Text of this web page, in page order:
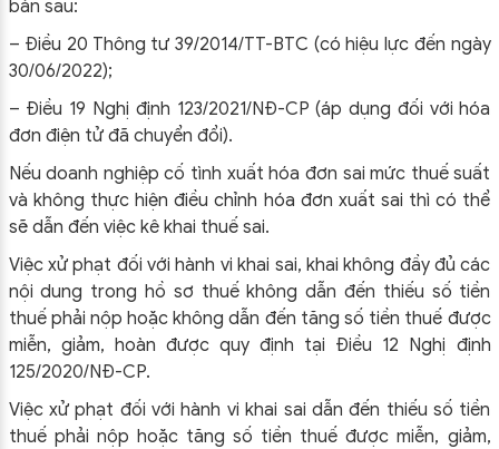
bản sau:
– Điều 20 Thông tư 39/2014/TT-BTC (có hiệu lực đến ngày
30/06/2022);
– Điều 19 Nghị định 123/2021/NĐ-CP (áp dụng đối với hóa
đơn điện tử đã chuyển đổi).
Nếu doanh nghiệp cố tình xuất hóa đơn sai mức thuế suất
và không thực hiện điều chỉnh hóa đơn xuất sai thì có thể
sẽ dẫn đến việc kê khai thuế sai.
Việc xử phạt đối với hành vi khai sai, khai không đầy đủ các
nội dung trong hồ sơ thuế không dẫn đến thiếu số tiền
thuế phải nộp hoặc không dẫn đến tăng số tiền thuế được
miễn, giảm, hoàn được quy định tại Điều 12 Nghị định
125/2020/NĐ-CP.
Việc xử phạt đối với hành vi khai sai dẫn đến thiếu số tiền
thuế phải nộp hoặc tăng số tiền thuế được miễn, giảm,